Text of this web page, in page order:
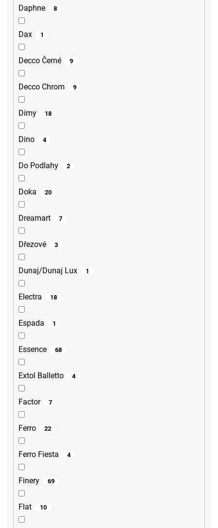
Daphne 8
Dax 1
Decco Černé 9
Decco Chrom 9
Dimy 18
Dino 4
Do Podlahy 2
Doka 20
Dreamart 7
Dřezové 3
Dunaj/Dunaj Lux 1
Electra 18
Espada 1
Essence 68
Extol Balletto 4
Factor 7
Ferro 22
Ferro Fiesta 4
Finery 69
Flat 10